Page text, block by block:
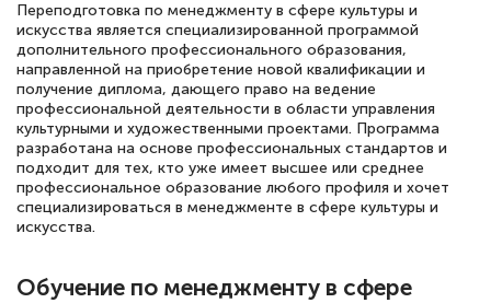
Знаток города 5 уровня
18 марта 2026
Выражаю благодарность за курс
повышения квалификации "Эксперт ЕГЭ по
русскому языку и литературе". Много
полезных материалов помогли
подготовиться к тестированию. Это
статьи. Времени на подготовку
Переподготовка по менеджменту в сфере культуры и
искусства является специализированной программой
дополнительного профессионального образования,
направленной на приобретение новой квалификации и
получение диплома, дающего право на ведение
профессиональной деятельности в области управления
культурными и художественными проектами. Программа
разработана на основе профессиональных стандартов и
подходит для тех, кто уже имеет высшее или среднее
профессиональное образование любого профиля и хочет
специализироваться в менеджменте в сфере культуры и
искусства.
Обучение по менеджменту в сфере